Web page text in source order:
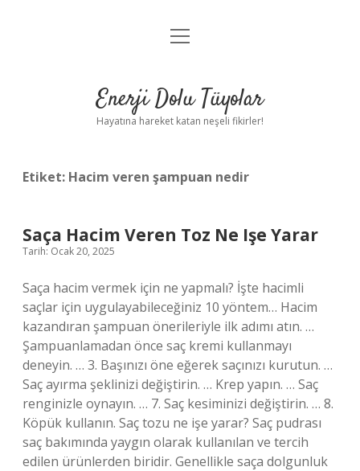
Anasayfa
Yasal Uyarı
menüyü
Enerji Dolu Tüyolar
Hayatına hareket katan neşeli fikirler!
Etiket: Hacim veren şampuan nedir
Saça Hacim Veren Toz Ne Işe Yarar
Tarih: Ocak 20, 2025
Saça hacim vermek için ne yapmalı? İşte hacimli
saçlar için uygulayabileceğiniz 10 yöntem… Hacim
kazandıran şampuan önerileriyle ilk adımı atın. …
Şampuanlamadan önce saç kremi kullanmayı
deneyin. … 3. Başınızı öne eğerek saçınızı kurutun. …
Saç ayırma şeklinizi değiştirin. … Krep yapın. … Saç
renginizle oynayın. … 7. Saç kesiminizi değiştirin. … 8.
Köpük kullanın. Saç tozu ne işe yarar? Saç pudrası
saç bakımında yaygın olarak kullanılan ve tercih
edilen ürünlerden biridir. Genellikle saça dolgunluk